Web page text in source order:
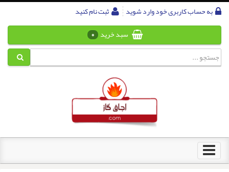
به حساب کاربری خود وارد شوید
ثبت نام کنید
سبد خرید
0
Toggle
navigation